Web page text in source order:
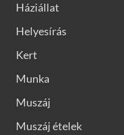
Háziállat
Helyesírás
Kert
Munka
Muszáj
Muszáj ételek